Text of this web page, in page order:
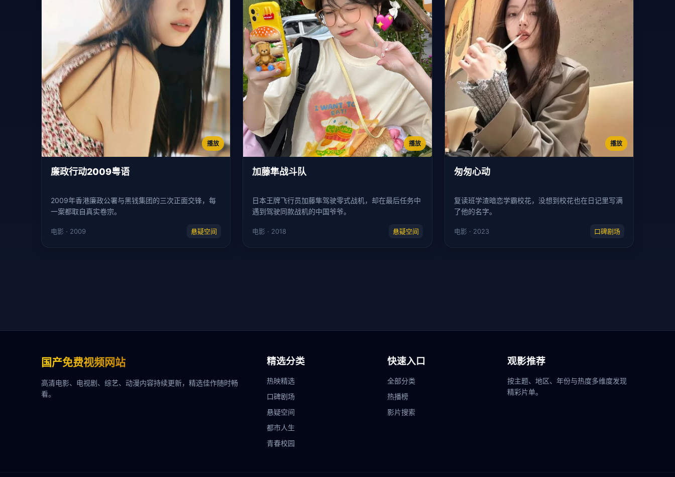
播放
廉政行动2009粤语
2009年香港廉政公署与黑钱集团的三次正面交锋，每
一案都取自真实卷宗。
电影 · 2009 悬疑空间
播放
加藤隼战斗队
日本王牌飞行员加藤隼驾驶零式战机，却在最后任务中
遇到驾驶同款战机的中国爷爷。
电影 · 2018 悬疑空间
播放
匆匆心动
复读班学渣暗恋学霸校花，没想到校花也在日记里写满
了他的名字。
电影 · 2023 口碑剧场
国产免费视频网站
高清电影、电视剧、综艺、动漫内容持续更新，精选佳作随时畅
看。
精选分类
热映精选
口碑剧场
悬疑空间
都市人生
青春校园
快速入口
全部分类
热播榜
影片搜索
观影推荐
按主题、地区、年份与热度多维度发现
精彩片单。